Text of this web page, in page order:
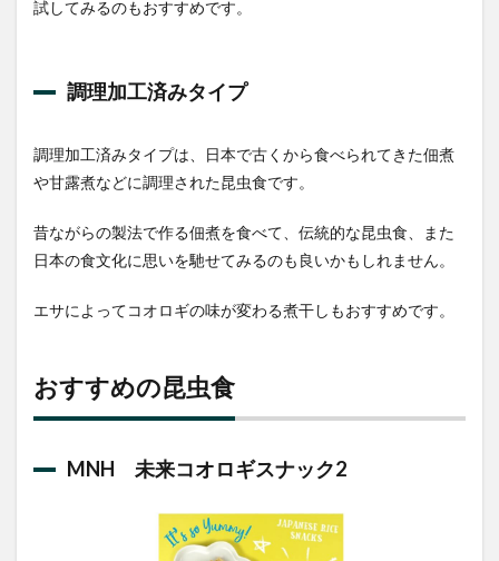
bugoom
ズフ
5
昆虫
アレ
ルギ
ーに
の栄
おい
試してみるのもおすすめです。
調理加工済みタイプ
調理加工済みタイプは、日本で古くから食べられてきた佃煮
や甘露煮などに調理された昆虫食です。
昔ながらの製法で作る佃煮を食べて、伝統的な昆虫食、また
日本の食文化に思いを馳せてみるのも良いかもしれません。
エサによってコオロギの味が変わる煮干しもおすすめです。
おすすめの昆虫食
MNH 未来コオロギスナック2